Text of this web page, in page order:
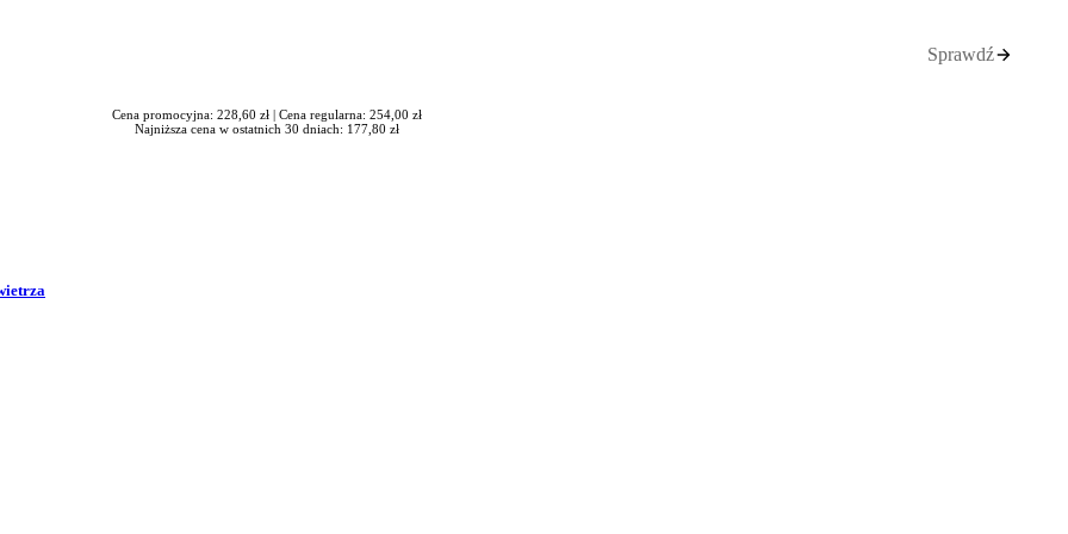
Sprawdź
Cena promocyjna: 228,60 zł | Cena regularna: 254,00 zł
Najniższa cena w ostatnich 30 dniach: 177,80 zł